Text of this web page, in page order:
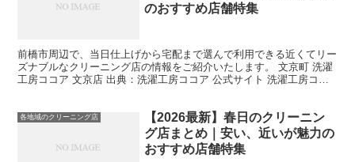
のおすすめ店舗特集
前橋市周辺で、当日仕上げから宅配まで選んで利用できる近くてリー
ズナブルなクリーニング店の情報をご紹介いたします。 文京町 洗濯
工房ココア 文京店 出典：洗濯工房ココア 公式サイト 洗濯工房ココ
各地域のクリーニング店
【2026最新】春日のクリーニン
グ店まとめ｜安い、近いが魅力の
おすすめ店舗特集